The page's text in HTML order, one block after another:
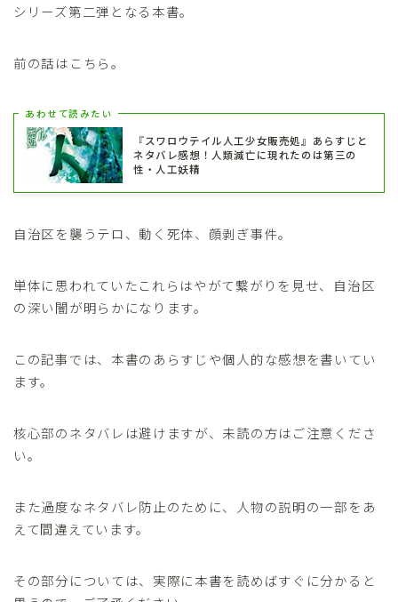
シリーズ第二弾となる本書。
前の話はこちら。
あわせて読みたい
『スワロウテイル人工少女販売処』あらすじと
ネタバレ感想！人類滅亡に現れたのは第三の
性・人工妖精
自治区を襲うテロ、動く死体、顔剥ぎ事件。
単体に思われていたこれらはやがて繋がりを見せ、自治区
の深い闇が明らかになります。
この記事では、本書のあらすじや個人的な感想を書いてい
ます。
核心部のネタバレは避けますが、未読の方はご注意くださ
い。
また過度なネタバレ防止のために、人物の説明の一部をあ
えて間違えています。
その部分については、実際に本書を読めばすぐに分かると